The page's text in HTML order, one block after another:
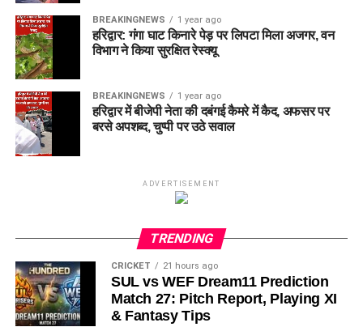
BREAKINGNEWS 1 year ago
हरिद्वार: गंगा घाट किनारे पेड़ पर लिपटा मिला अजगर, वन
विभाग ने किया सुरक्षित रेस्क्यू
BREAKINGNEWS 1 year ago
हरिद्वार में बीजेपी नेता की दबंगई कैमरे में कैद, अफसर पर
बरसे अपशब्द, चुप्पी पर उठे सवाल
ADVERTISEMENT
TRENDING
CRICKET 21 hours ago
SUL vs WEF Dream11 Prediction
Match 27: Pitch Report, Playing XI
& Fantasy Tips